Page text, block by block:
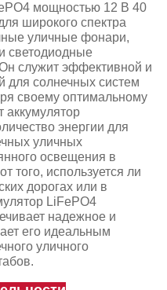
мощностью 12 В 40
широкого спектра
уличные фонари,
светодиодные
служит эффективной и
для солнечных систем
своему оптимальному
энергии для
уличных
освещения в
того, используется ли
дорогах или в
LiFePO4
надежное и
его идеальным
уличного